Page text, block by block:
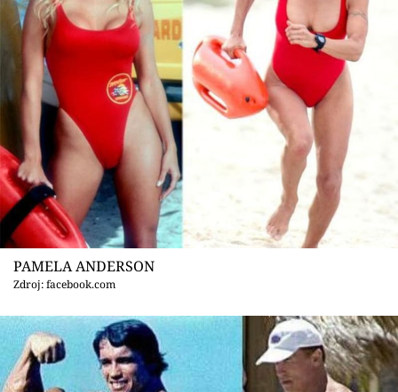
PAMELA ANDERSON
Zdroj: facebook.com